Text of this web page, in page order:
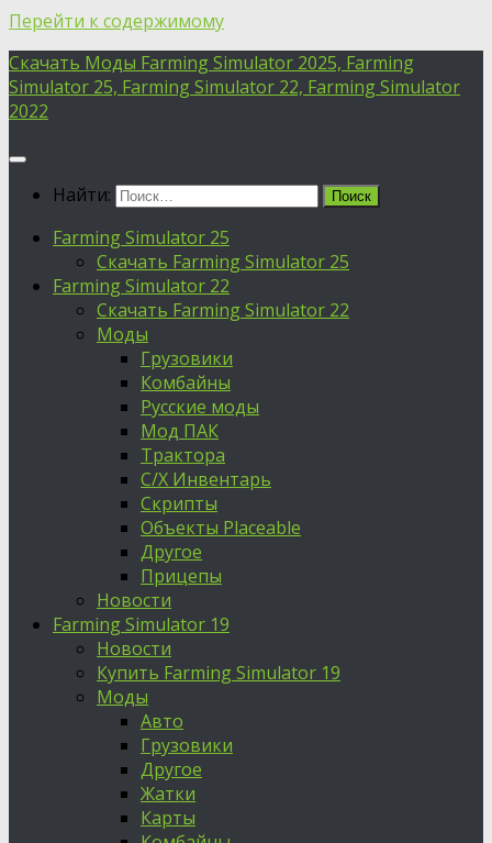
Перейти к содержимому
Скачать Моды Farming Simulator 2025, Farming
Simulator 25, Farming Simulator 22, Farming Simulator
2022
Найти:
Farming Simulator 25
Скачать Farming Simulator 25
Farming Simulator 22
Скачать Farming Simulator 22
Моды
Грузовики
Комбайны
Русские моды
Мод ПАК
Трактора
С/Х Инвентарь
Скрипты
Объекты Placeable
Другое
Прицепы
Новости
Farming Simulator 19
Новости
Купить Farming Simulator 19
Моды
Авто
Грузовики
Другое
Жатки
Карты